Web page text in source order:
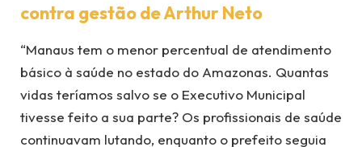
contra gestão de Arthur Neto
“Manaus tem o menor percentual de atendimento
básico à saúde no estado do Amazonas. Quantas
vidas teríamos salvo se o Executivo Municipal
tivesse feito a sua parte? Os profissionais de saúde
continuavam lutando, enquanto o prefeito seguia